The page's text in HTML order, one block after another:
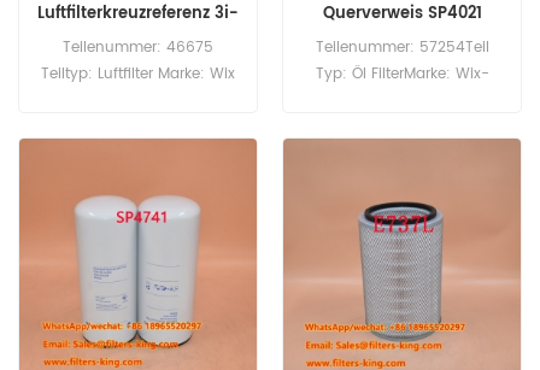
Luftfilterkreuzreferenz 3i-
0842
Teilenummer: 46675
Teiltyp: Luftfilter Marke: Wix
Querverweis SP4021
Teilenummer: 57254Teil
Typ: Öl FilterMarke: Wix-